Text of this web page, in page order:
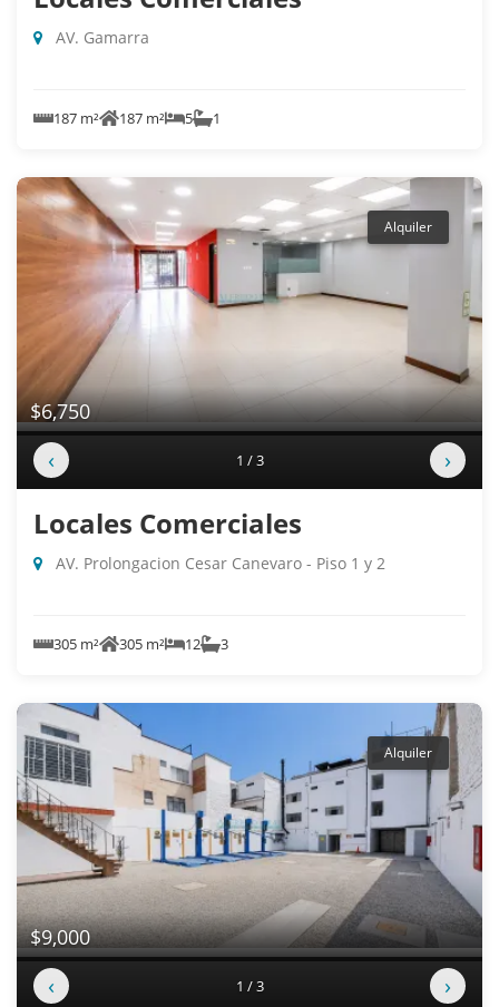
AV. Gamarra
187 m² 187 m² 5 1
Alquiler
$6,750
‹ 1 / 3 ›
Locales Comerciales
AV. Prolongacion Cesar Canevaro - Piso 1 y 2
305 m² 305 m² 12 3
Alquiler
$9,000
‹ 1 / 3 ›